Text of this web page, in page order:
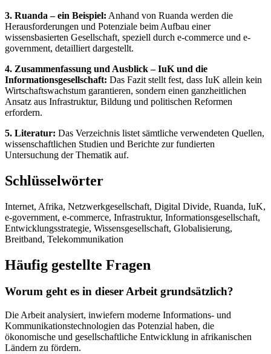
3. Ruanda – ein Beispiel: Anhand von Ruanda werden die
Herausforderungen und Potenziale beim Aufbau einer
wissensbasierten Gesellschaft, speziell durch e-commerce und e-
government, detailliert dargestellt.
4. Zusammenfassung und Ausblick – IuK und die
Informationsgesellschaft: Das Fazit stellt fest, dass IuK allein kein
Wirtschaftswachstum garantieren, sondern einen ganzheitlichen
Ansatz aus Infrastruktur, Bildung und politischen Reformen
erfordern.
5. Literatur: Das Verzeichnis listet sämtliche verwendeten Quellen,
wissenschaftlichen Studien und Berichte zur fundierten
Untersuchung der Thematik auf.
Schlüsselwörter
Internet, Afrika, Netzwerkgesellschaft, Digital Divide, Ruanda, IuK,
e-government, e-commerce, Infrastruktur, Informationsgesellschaft,
Entwicklungsstrategie, Wissensgesellschaft, Globalisierung,
Breitband, Telekommunikation
Häufig gestellte Fragen
Worum geht es in dieser Arbeit grundsätzlich?
Die Arbeit analysiert, inwiefern moderne Informations- und
Kommunikationstechnologien das Potenzial haben, die
ökonomische und gesellschaftliche Entwicklung in afrikanischen
Ländern zu fördern.